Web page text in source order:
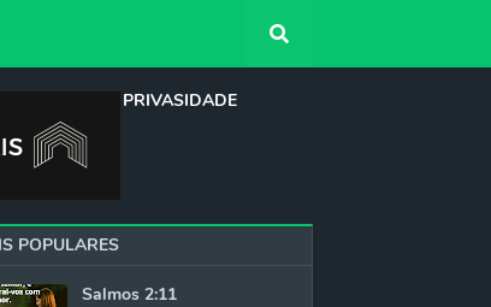
PRIVASIDADE
POPULARES
Salmos 2:11